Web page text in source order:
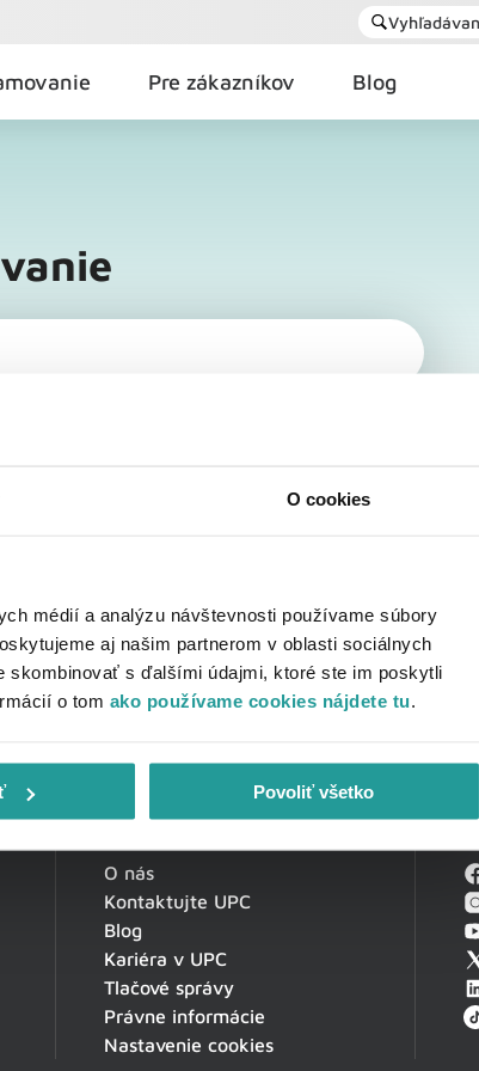
O cookies
médií a analýzu návštevnosti používame súbory
aj našim partnerom v oblasti sociálnych
skombinovať s ďalšími údajmi, ktoré ste im poskytli
o tom ako používame cookies nájdete tu.
Povoliť všetko
Pre zákazníkov Blog
O spoločnosti
O nás
Kontaktujte UPC
Blog
Kariéra v UPC
Tlačové správy
Právne informácie
Nastavenie cookies